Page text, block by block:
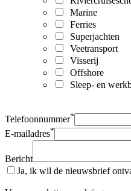
Marine
Ferries
Superjachten
Veetransport
Visserij
Offshore
Sleep- en
Telefoonnummer*
E-mailadres*
Bericht
Ja, ik wil de nieuwsbrief